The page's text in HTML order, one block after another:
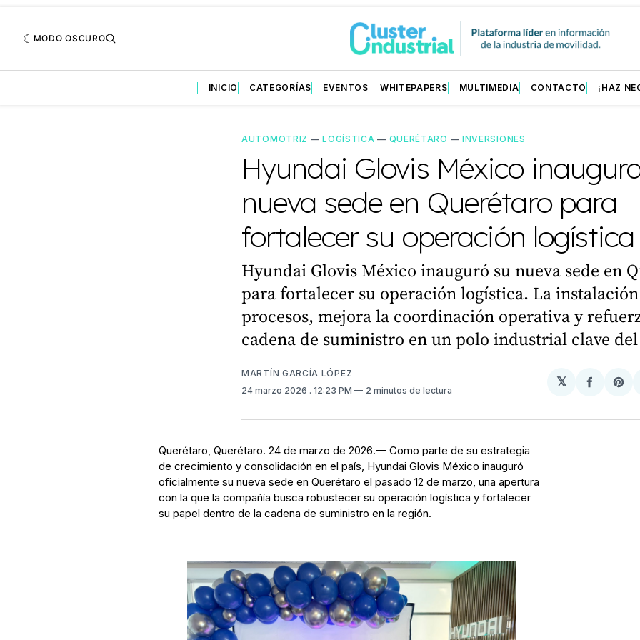
MODO OSCURO
INICIO CATEGORÍAS EVENTOS WHITEPAPERS MULTIMEDIA CONTACTO ¡HAZ
AUTOMOTRIZ —LOGÍSTICA — QUERÉTARO — INVERSIONES
Hyundai Glovis México
nueva sede en Querétaro para
fortalecer su operación logística
Hyundai Glovis México inauguró su nueva sede en
para fortalecer su operación logística. La
procesos, mejora la coordinación operativa y
cadena de suministro en un polo industrial clave
MARTÍN GARCÍA LÓPEZ
24 marzo 2026 . 12:23 PM 2 minutos de lectura
𝕏
Querétaro, Querétaro. 24 de marzo de 2026.— Como parte de su estrategia
de crecimiento y consolidación en el país, Hyundai Glovis México inauguró
oficialmente su nueva sede en Querétaro el pasado 12 de marzo, una apertura
con la que la compañía busca robustecer su operación logística y fortalecer
su papel dentro de la cadena de suministro en la región.